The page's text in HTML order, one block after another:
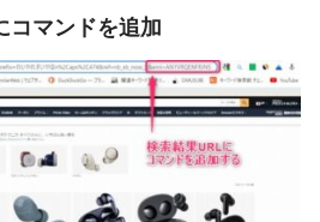
コマンドを追加